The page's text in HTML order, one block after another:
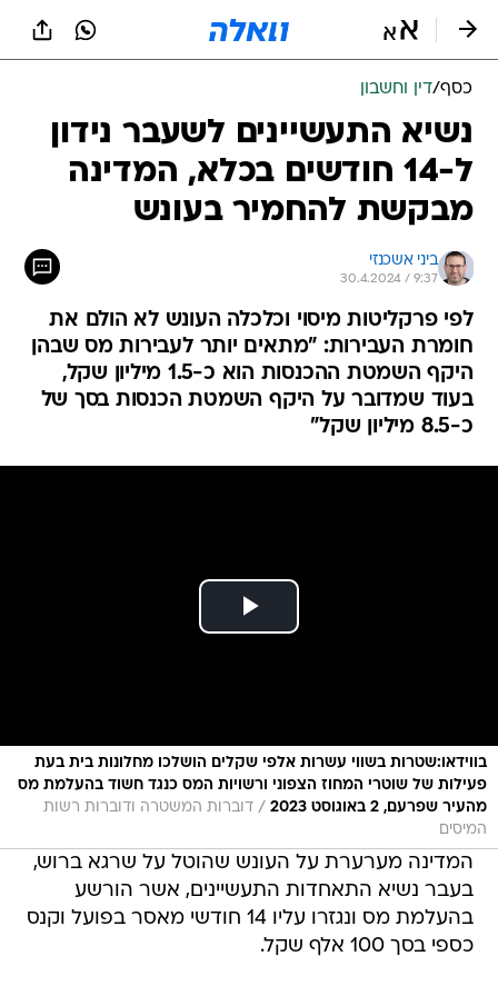
כסף/דין וחשבון
נשיא התעשיינים לשעבר נידון
ל-14 חודשים בכלא, המדינה
מבקשת להחמיר בעונש
ביני אשכנזי
30.4.2024 / 9:37
לפי פרקליטות מיסוי וכלכלה העונש לא הולם את
חומרת העבירות: "מתאים יותר לעבירות מס שבהן
היקף השמטת ההכנסות הוא כ-1.5 מיליון שקל,
בעוד שמדובר על היקף השמטת הכנסות בסך של
כ-8.5 מיליון שקל"
בווידאו:שטרות בשווי עשרות אלפי שקלים הושלכו מחלונות בית בעת
פעילות של שוטרי המחוז הצפוני ורשויות המס כנגד חשוד בהעלמת מס
מהעיר שפרעם, 2 באוגוסט 2023
/ דוברות המשטרה ודוברות רשות
המיסים
המדינה מערערת על העונש שהוטל על שרגא ברוש,
בעבר נשיא התאחדות התעשיינים, אשר הורשע
בהעלמת מס ונגזרו עליו 14 חודשי מאסר בפועל וקנס
כספי בסך 100 אלף שקל.